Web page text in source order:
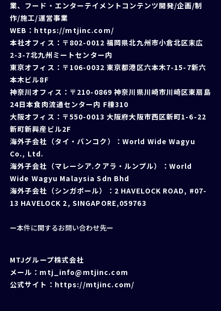
業、フード・エンターテイメントコンテンツ開発/企画/制
作/施工/運営事業
WEB： https://mtjinc.com/
本社オフィス：〒802-0012 福岡県北九州市⼩倉北区末広
2-3-7北九州ミートセンター内
東京オフィス：〒106-0032 東京都港区六本⽊7-15-7新六
本⽊ビル8F
神奈川オフィス：〒210-0869 神奈川県川崎市川崎区東扇島
24⽇本⾷⾁流通センター内 F棟310
⼤阪オフィス：〒550-0013 ⼤阪府⼤阪市⻄区新町1-6-22
新町新興産ビル2F
海外⼦会社（タイ・バンコク）：World Wide Wagyu
Co., Ltd.
海外⼦会社（マレーシア.クアラ・ルンプル）：World
Wide Wagyu Malaysia Sdn Bhd
海外子会社（シンガポール）：2 HAVELOCK ROAD, #07-
13 HAVELOCK 2, SINGAPORE,059763
ー本件に関するお問い合わせ先ー
MTJグループ株式会社
メール：mtj_info@mtjinc.com
公式サイト： https://mtjinc.com/